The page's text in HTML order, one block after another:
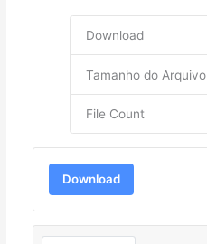
Download
Tamanho do Arquivo
File Count
Download